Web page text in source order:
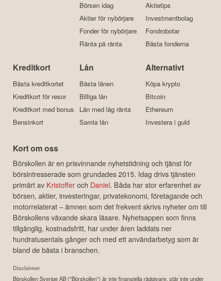
Börsen idag
Aktier för nybörjare
Fonder för nybörjare
Ränta på ränta
Aktietips
Investmentbolag
Fondrobotar
Bästa fonderna
Kreditkort
Bästa kreditkortet
Kreditkort för resor
Kreditkort med bonus
Bensinkort
Lån
Bästa lånen
Billiga lån
Lån med låg ränta
Samla lån
Alternativt
Köpa krypto
Bitcoin
Ethereum
Investera i guld
Kort om oss
Börskollen är en prisvinnande nyhetstidning och tjänst för
börsintresserade som grundades 2015. Idag drivs tjänsten
primärt av Kristofferoch Daniel. Båda har stor erfarenhet av
börsen, aktier, investeringar, privatekonomi, företagande och
motorrelaterat – ämnen som det frekvent skrivs nyheter om till
Börskollens växande skara läsare. Nyhetsappen som finns
tillgänglig, kostnadsfritt, har under åren laddats ner
hundratusentals gånger och med ett användarbetyg som är
bland de bästa i branschen.
Disclaimer
Börskollen Sverige AB ("Börskollen") är inte finansiella rådgivare, står inte under